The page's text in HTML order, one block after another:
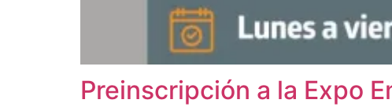
Preinscripción a la Expo